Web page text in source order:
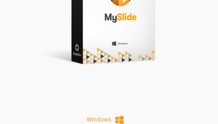
Windows